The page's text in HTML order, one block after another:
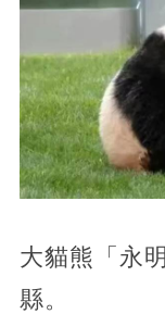
大貓熊「永
縣。